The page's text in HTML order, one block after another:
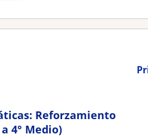
Reforzamiento
4° Medio)